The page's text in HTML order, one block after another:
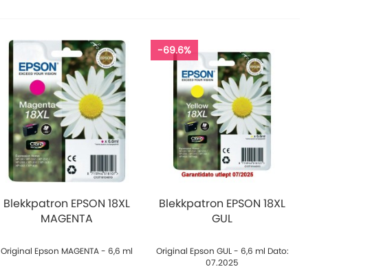
Blekkpatron EPSON 18XL
MAGENTA
Original Epson MAGENTA - 6,6 ml
-69.6%
Blekkpatron EPSON 18XL
GUL
Original Epson GUL - 6,6 ml Dato:
07.2025